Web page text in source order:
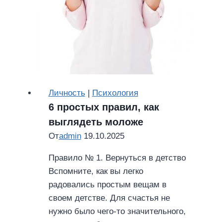
Личность | Психология
6 простых правил, как
выглядеть моложе
Отadmin 19.10.2025
Правило № 1. Вернуться в детство
Вспомните, как вы легко
радовались простым вещам в
своем детстве. Для счастья не
нужно было чего-то значительного,